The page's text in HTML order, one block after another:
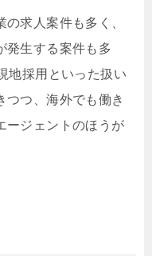
求人案件も多く、
発生する案件も多
地採用といった扱い
つつ、海外でも働き
ージェントのほうが